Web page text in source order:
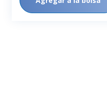
Agregar a la bolsa